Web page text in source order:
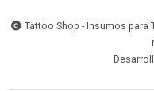
Tattoo Shop - Insumos para